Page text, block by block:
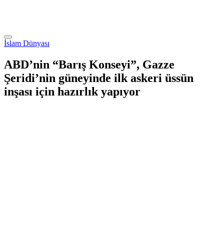
İslam Dünyası
ABD’nin “Barış Konseyi”, Gazze
Şeridi’nin güneyinde ilk askeri üssün
inşası için hazırlık yapıyor